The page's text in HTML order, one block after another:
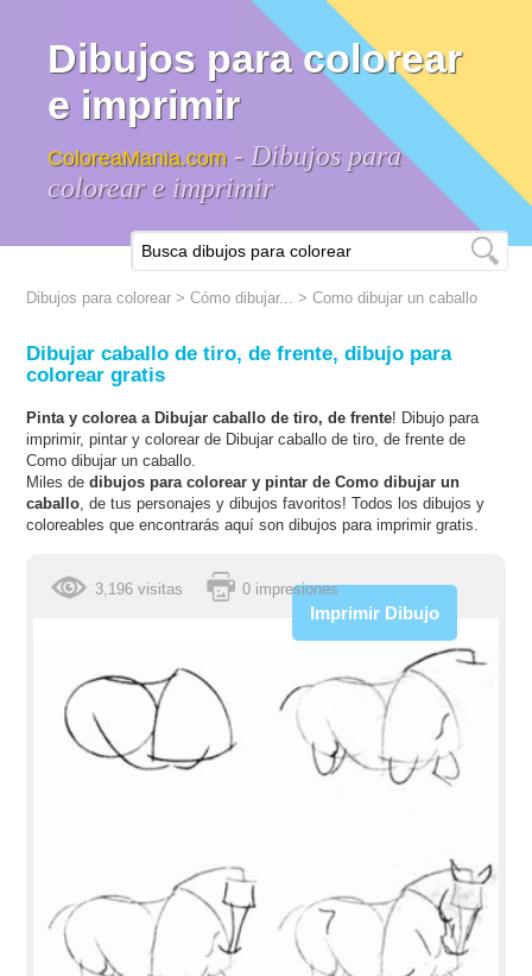
Dibujos para colorear
e imprimir
ColoreaMania.com - Dibujos para
colorear e imprimir
Dibujos para colorear >Cómo dibujar... >Como dibujar un caballo
Dibujar caballo de tiro, de frente, dibujo para
colorear gratis
Pinta y colorea a Dibujar caballo de tiro, de frente! Dibujo para
imprimir, pintar y colorear de Dibujar caballo de tiro, de frente de
Como dibujar un caballo.
Miles dedibujos para colorear y pintar de Como dibujar un
caballo, de tus personajes y dibujos favoritos! Todos los dibujos y
coloreables que encontrarás aquí son dibujos para imprimir gratis.
3,196 visitas 0 impresiones
Imprimir Dibujo